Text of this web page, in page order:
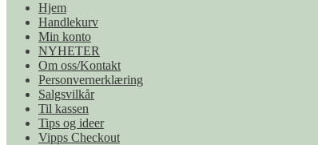
Hjem
Handlekurv
Min konto
NYHETER
Om oss/Kontakt
Personvernerklæring
Salgsvilkår
Til kassen
Tips og ideer
Vipps Checkout